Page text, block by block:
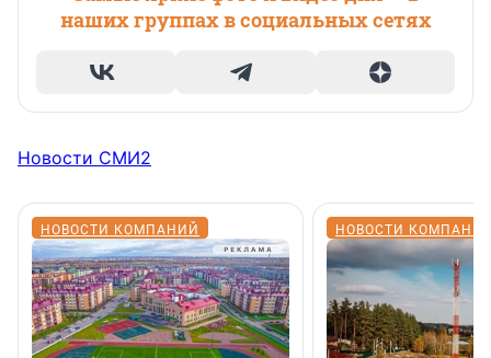
наших группах в социальных сетях
Новости СМИ2
НОВОСТИ КОМПАНИЙ НОВОСТИ